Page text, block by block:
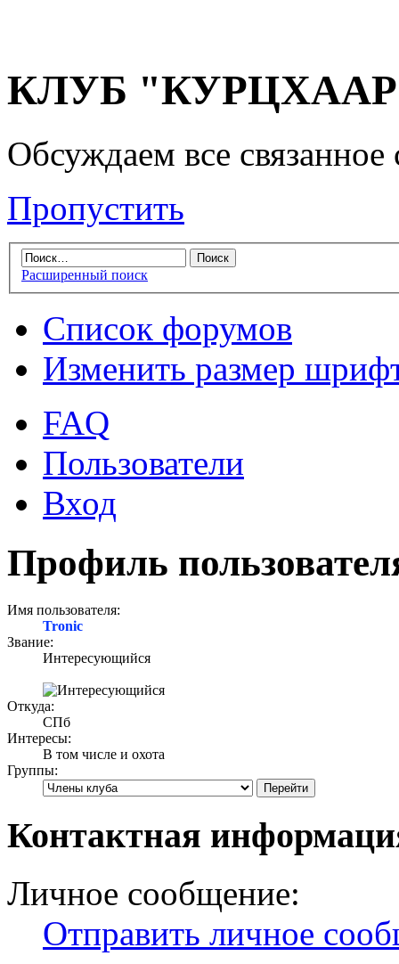
КЛУБ "КУРЦХААР"
Обсуждаем все
Пропустить
Расширенный поиск
Список форумов
Изменить размер
FAQ
Пользователи
Вход
Профиль
Имя пользователя:
Tronic
Звание:
Интересующийся
Откуда:
СПб
Интересы:
В том числе и охота
Группы:
Контактная
Личное сообщение:
Отправить личное